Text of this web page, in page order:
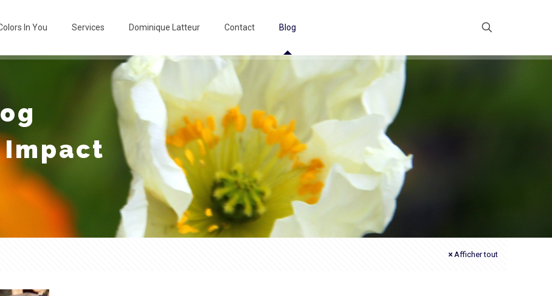
In You Services Dominique Latteur Contact Blog
Afficher tout